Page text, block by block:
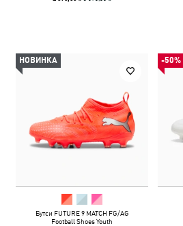
НОВИНКА
Бутси FUTURE 9 MATCH FG/AG
Football Shoes Youth
-50%